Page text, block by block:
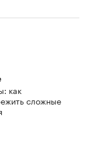
как
сложные